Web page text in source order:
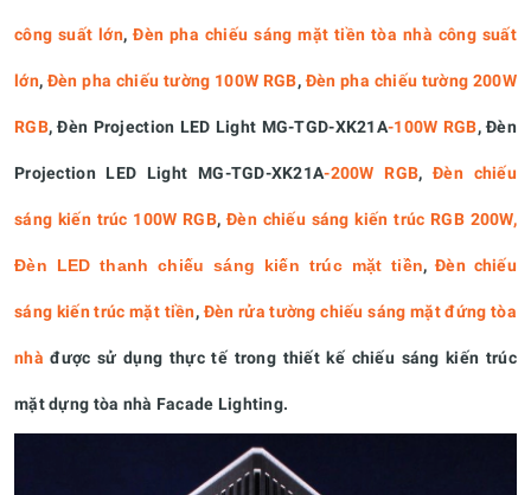
công suất lớn,Đèn pha chiếu sáng mặt tiền tòa nhà công suất
lớn, Đèn pha chiếu tường 100W RGB, Đèn pha chiếu tường 200W
RGB, Đèn Projection LED Light MG-TGD-XK21A-100W RGB, Đèn
Projection LED Light MG-TGD-XK21A-200W RGB,Đèn chiếu
sáng kiến trúc 100W RGB,Đèn chiếu sáng kiến trúc RGB 200W,
Đèn LED thanh chiếu sáng kiến trúc mặt tiền,Đèn chiếu
sáng kiến trúc mặt tiền, Đèn rửa tường chiếu sáng mặt đứng tòa
nhà được sử dụng thực tế trong thiết kế chiếu sáng kiến trúc
mặt dựng tòa nhà Facade Lighting.